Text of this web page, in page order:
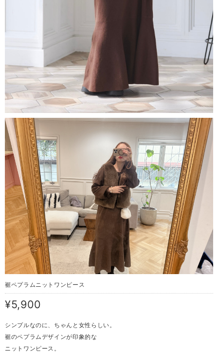
裾ペプラムニットワンピース
¥5,900
シンプルなのに、ちゃんと女性らしい。
裾のペプラムデザインが印象的な
ニットワンピース。